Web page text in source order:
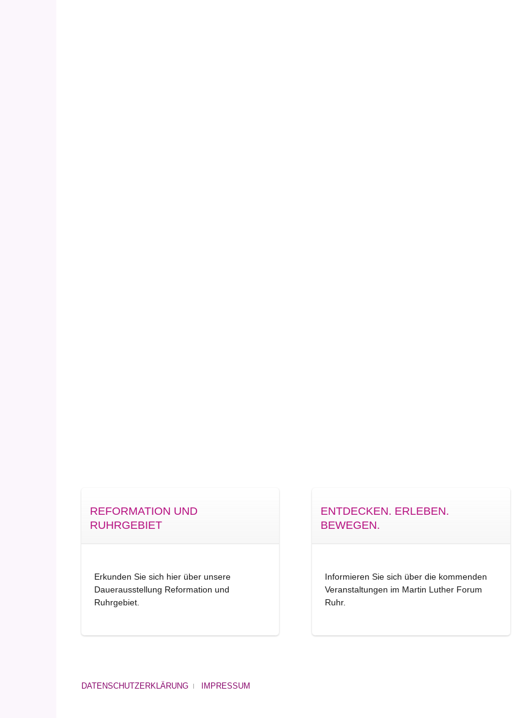
REFORMATION UND
RUHRGEBIET
Erkunden Sie sich hier über unsere
Dauerausstellung Reformation und
Ruhrgebiet.
ENTDECKEN. ERLEBEN.
BEWEGEN.
Informieren Sie sich über die kommenden
Veranstaltungen im Martin Luther Forum
Ruhr.
DATENSCHUTZERKLÄRUNG IMPRESSUM